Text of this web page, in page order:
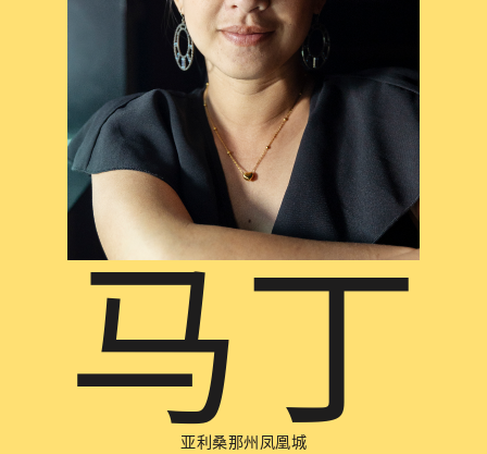
马丁
亚利桑那州凤凰城